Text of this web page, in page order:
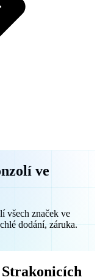
ve
všech značek ve
dodání, záruka.
Strakonicích